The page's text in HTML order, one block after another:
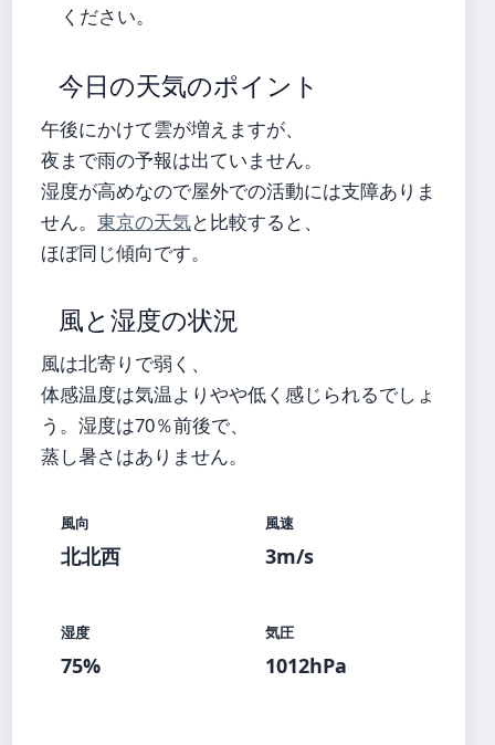
ください。
今日の天気のポイント
午後にかけて雲が増えますが、
夜まで雨の予報は出ていません。
湿度が高めなので屋外での活動には支障ありま
せん。 東京の天気と比較すると、
ほぼ同じ傾向です。
風と湿度の状況
風は北寄りで弱く、
体感温度は気温よりやや低く感じられるでしょ
う。湿度は70％前後で、
蒸し暑さはありません。
風向
北北西
風速
3m/s
湿度
75%
気圧
1012hPa